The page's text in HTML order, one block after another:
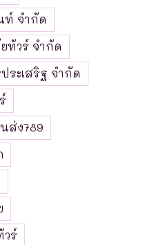
ท์ จำกัด
ทัวร์ จำกัด
ระเสริฐ จำกัด
ส่ง789
วร์